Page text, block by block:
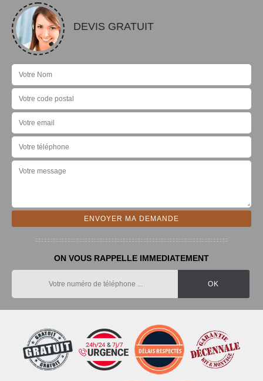
DEVIS GRATUIT
ON VOUS RAPPELLE IMMEDIATEMENT